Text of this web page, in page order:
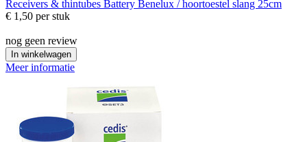
Receivers & thintubes Battery Benelux / hoortoestel slang 25cm
€ 1,50 per stuk
nog geen review
In winkelwagen
Meer informatie